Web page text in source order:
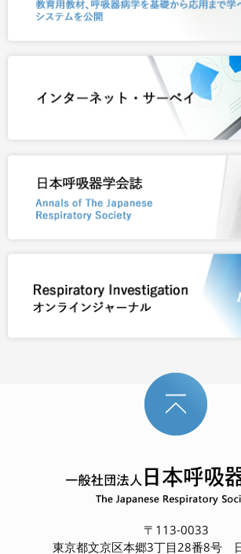
〒113-0033
東京都文京区本郷3丁目28番8号